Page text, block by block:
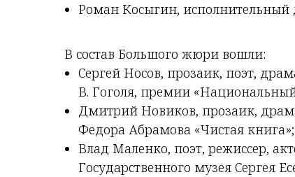
Роман Косыгин, исполнительный
В состав Большого жюри вошли:
Сергей Носов, прозаик, поэт,
В. Гоголя, премии «Национальный
Дмитрий Новиков, прозаик,
Федора Абрамова «Чистая книга»;
Влад Маленко, поэт, режиссер,
Государственного музея Сергея